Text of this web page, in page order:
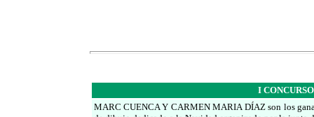
I
MARC CUENCA Y CARMEN MARIA DÍAZ son los